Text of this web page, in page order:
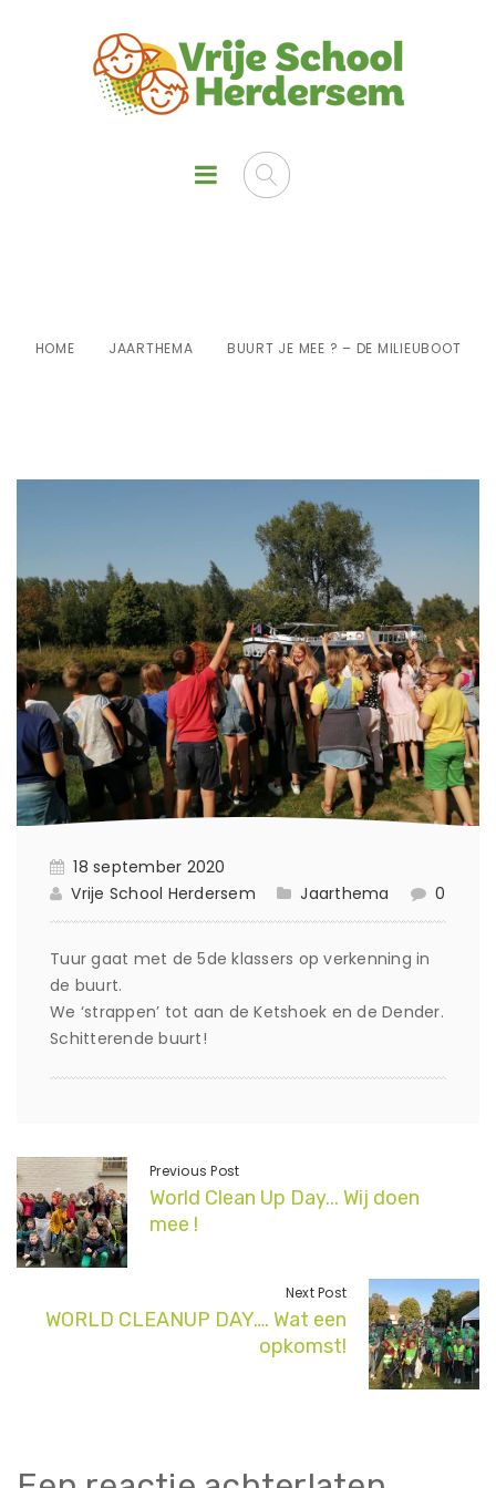
HOME JAARTHEMA BUURT JE MEE ? – DE MILIEUBOOT
18 september 2020
Vrije School Herdersem
Jaarthema 0
Tuur gaat met de 5de klassers op verkenning in
de buurt.
We ‘strappen’ tot aan de Ketshoek en de Dender.
Schitterende buurt!
Previous Post
World Clean Up Day... Wij doen
mee !
Next Post
WORLD CLEANUP DAY…. Wat een
opkomst!